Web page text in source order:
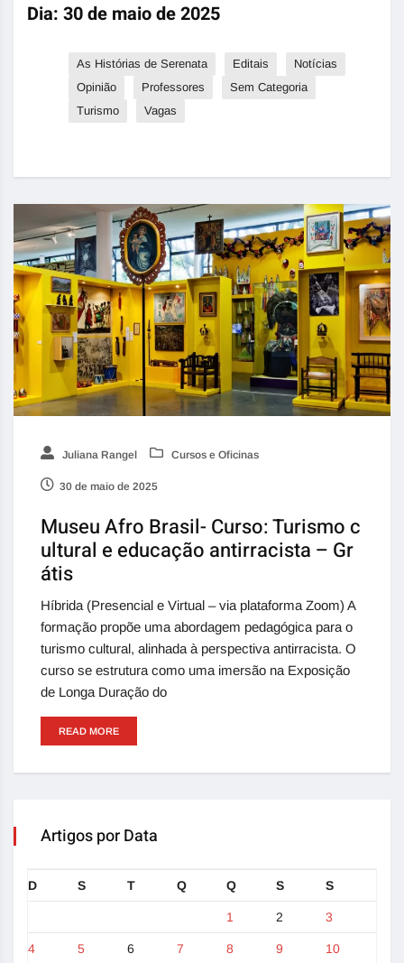
Dia: 30 de maio de 2025
As Histórias de Serenata Editais
Notícias
Opinião
Professores
Sem Categoria
Turismo
Vagas
Juliana Rangel Cursos e Oficinas
30 de maio de 2025
Museu Afro Brasil- Curso: Turismo c
ultural e educação antirracista – Gr
átis
Híbrida (Presencial e Virtual – via plataforma Zoom) A
formação propõe uma abordagem pedagógica para o
turismo cultural, alinhada à perspectiva antirracista. O
curso se estrutura como uma imersão na Exposição
de Longa Duração do
READ MORE
Artigos por Data
D S T Q Q S S
1 2 3
4 5 6 7 8 9 10